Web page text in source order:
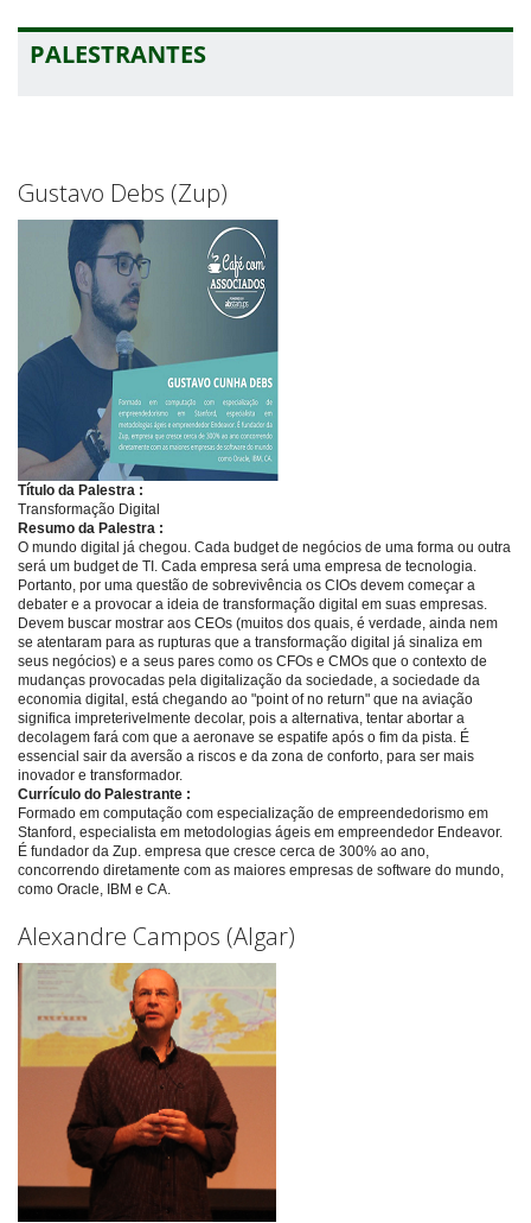
PALESTRANTES
Gustavo Debs (Zup)
Título da Palestra :
Transformação Digital
Resumo da Palestra :
O mundo digital já chegou. Cada budget de negócios de uma forma ou outra
será um budget de TI. Cada empresa será uma empresa de tecnologia.
Portanto, por uma questão de sobrevivência os CIOs devem começar a
debater e a provocar a ideia de transformação digital em suas empresas.
Devem buscar mostrar aos CEOs (muitos dos quais, é verdade, ainda nem
se atentaram para as rupturas que a transformação digital já sinaliza em
seus negócios) e a seus pares como os CFOs e CMOs que o contexto de
mudanças provocadas pela digitalização da sociedade, a sociedade da
economia digital, está chegando ao "point of no return" que na aviação
significa impreterivelmente decolar, pois a alternativa, tentar abortar a
decolagem fará com que a aeronave se espatife após o fim da pista. É
essencial sair da aversão a riscos e da zona de conforto, para ser mais
inovador e transformador.
Currículo do Palestrante :
Formado em computação com especialização de empreendedorismo em
Stanford, especialista em metodologias ágeis em empreendedor Endeavor.
É fundador da Zup. empresa que cresce cerca de 300% ao ano,
concorrendo diretamente com as maiores empresas de software do mundo,
como Oracle, IBM e CA.
Alexandre Campos (Algar)